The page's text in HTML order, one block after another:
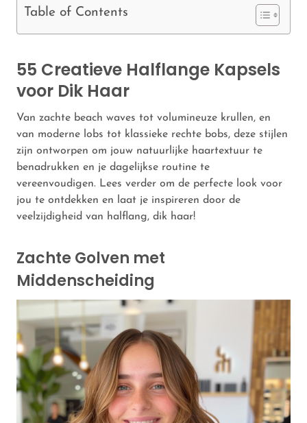
Table of Contents
55 Creatieve Halflange Kapsels
voor Dik Haar
Van zachte beach waves tot volumineuze krullen, en
van moderne lobs tot klassieke rechte bobs, deze stijlen
zijn ontworpen om jouw natuurlijke haartextuur te
benadrukken en je dagelijkse routine te
vereenvoudigen. Lees verder om de perfecte look voor
jou te ontdekken en laat je inspireren door de
veelzijdigheid van halflang, dik haar!
Zachte Golven met
Middenscheiding